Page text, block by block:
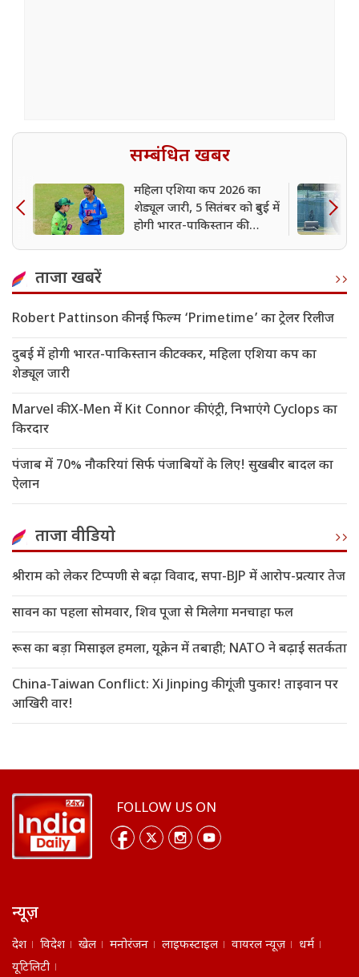
सम्बंधित खबर
महिला एशिया कप 2026 का
शेड्यूल जारी, 5 सितंबर को दुबई में
होगी भारत-पाकिस्तान की
ताजा खबरें
Robert Pattinson की नई फिल्म ‘Primetime’ का ट्रेलर रिलीज
दुबई में होगी भारत-पाकिस्तान की टक्कर, महिला एशिया कप का
शेड्यूल जारी
Marvel की X-Men में Kit Connor की एंट्री, निभाएंगे Cyclops का
किरदार
पंजाब में 70% नौकरियां सिर्फ पंजाबियों के लिए! सुखबीर बादल का
ऐलान
ताजा वीडियो
श्रीराम को लेकर टिप्पणी से बढ़ा विवाद, सपा-BJP में आरोप-प्रत्यार तेज
सावन का पहला सोमवार, शिव पूजा से मिलेगा मनचाहा फल
रूस का बड़ा मिसाइल हमला, यूक्रेन में तबाही; NATO ने बढ़ाई सतर्कता
China-Taiwan Conflict: Xi Jinping की गूंजी पुकार! ताइवान पर
आखिरी वार!
FOLLOW US ON
न्यूज़
देश विदेश खेल मनोरंजन लाइफस्टाइल वायरल न्यूज़
धर्म
यूटिलिटी